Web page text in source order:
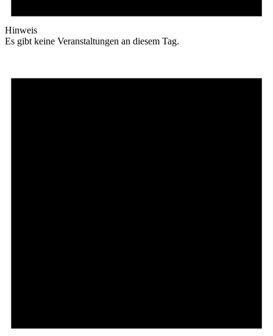
Hinweis
Es gibt keine Veranstaltungen an diesem Tag.